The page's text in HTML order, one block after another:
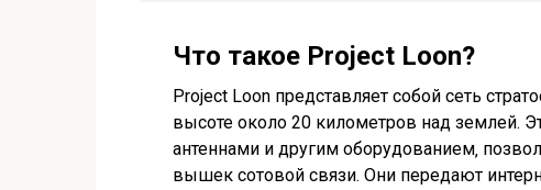
Что такое Project Loon?
Project Loon представляет собой сеть
высоте около 20 километров над землей.
антеннами и другим оборудованием‚
вышек сотовой связи. Они передают